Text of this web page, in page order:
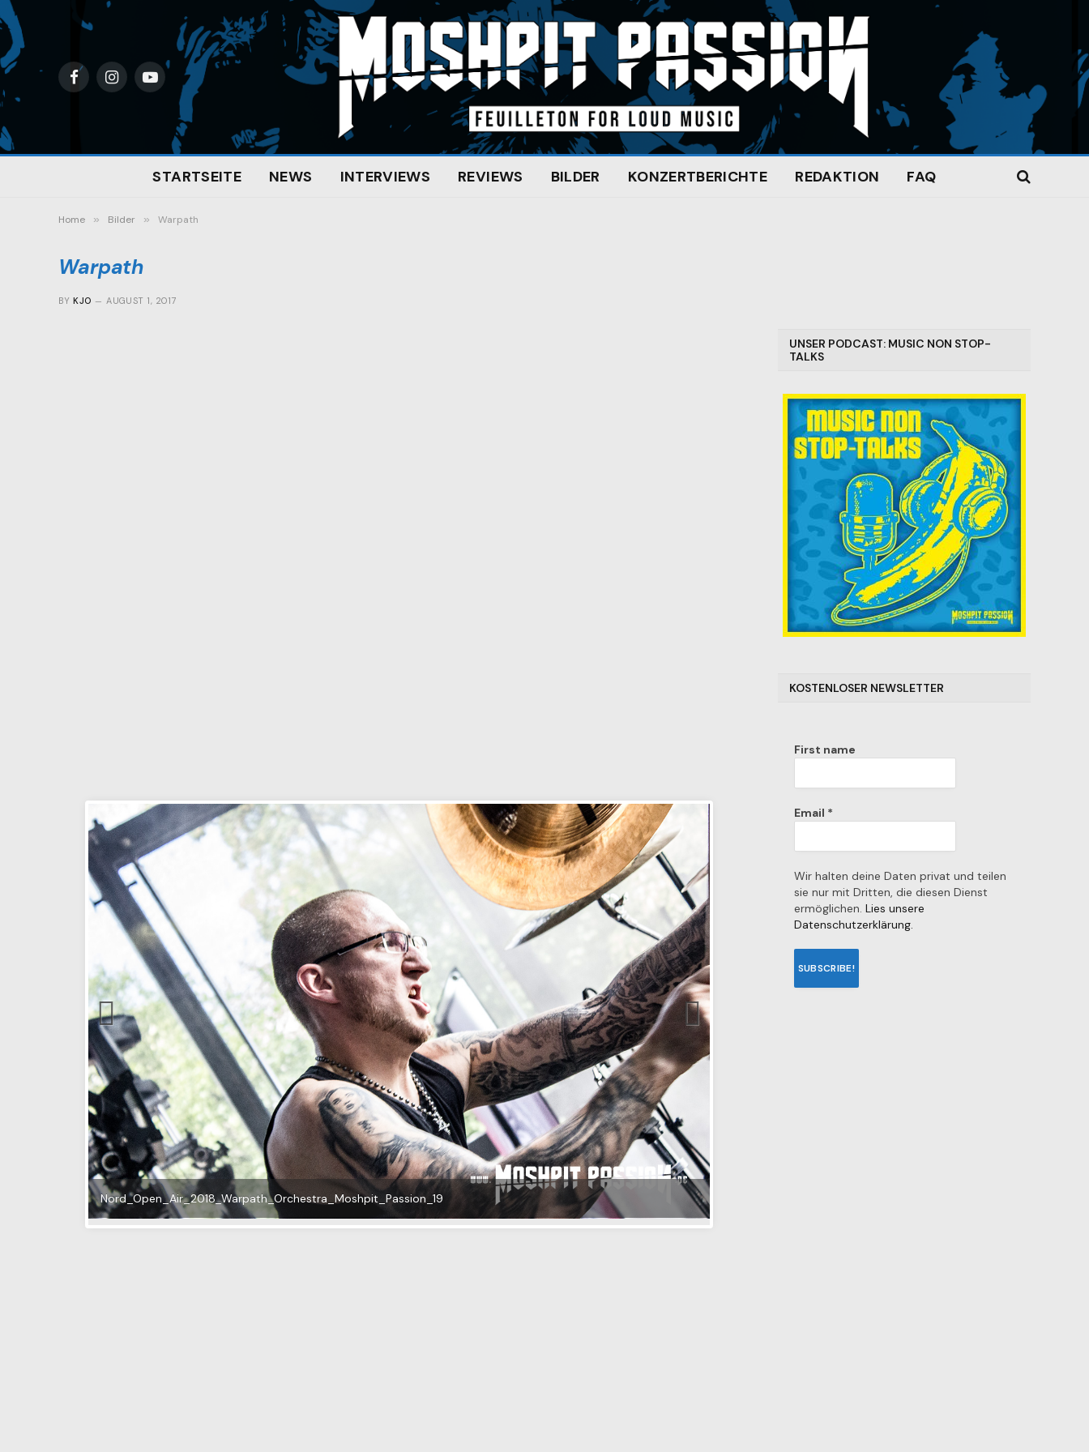
FacebookInstagramYouTube
STARTSEITE NEWS INTERVIEWS REVIEWS BILDER KONZERTBERICHTE REDAKTION FAQ
Home » Bilder » Warpath
Warpath
BY KJO AUGUST 1, 2017
Nord_Open_Air_2018_Warpath_Orchestra_Moshpit_Passion_19
SHARE. Facebook Twitter Email
Comments are closed.
UNSER PODCAST: MUSIC NON STOP-
TALKS
KOSTENLOSER NEWSLETTER
First name
Email *
Wir halten deine Daten privat und teilen
sie nur mit Dritten, die diesen Dienst
ermöglichen. Lies unsere
Datenschutzerklärung.